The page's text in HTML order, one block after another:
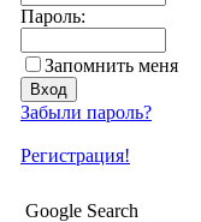
Пароль:
Запомнить меня
Забыли пароль?
Регистрация!
Google Search